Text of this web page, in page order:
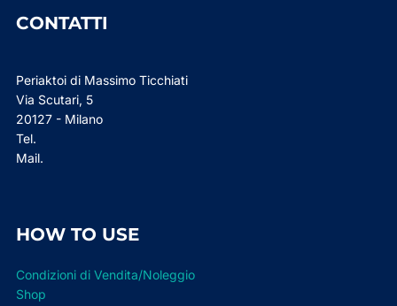
CONTATTI
Periaktoi di Massimo Ticchiati
Via Scutari, 5
20127 - Milano
Tel.
Mail.
HOW TO USE
Condizioni di Vendita/Noleggio
Shop